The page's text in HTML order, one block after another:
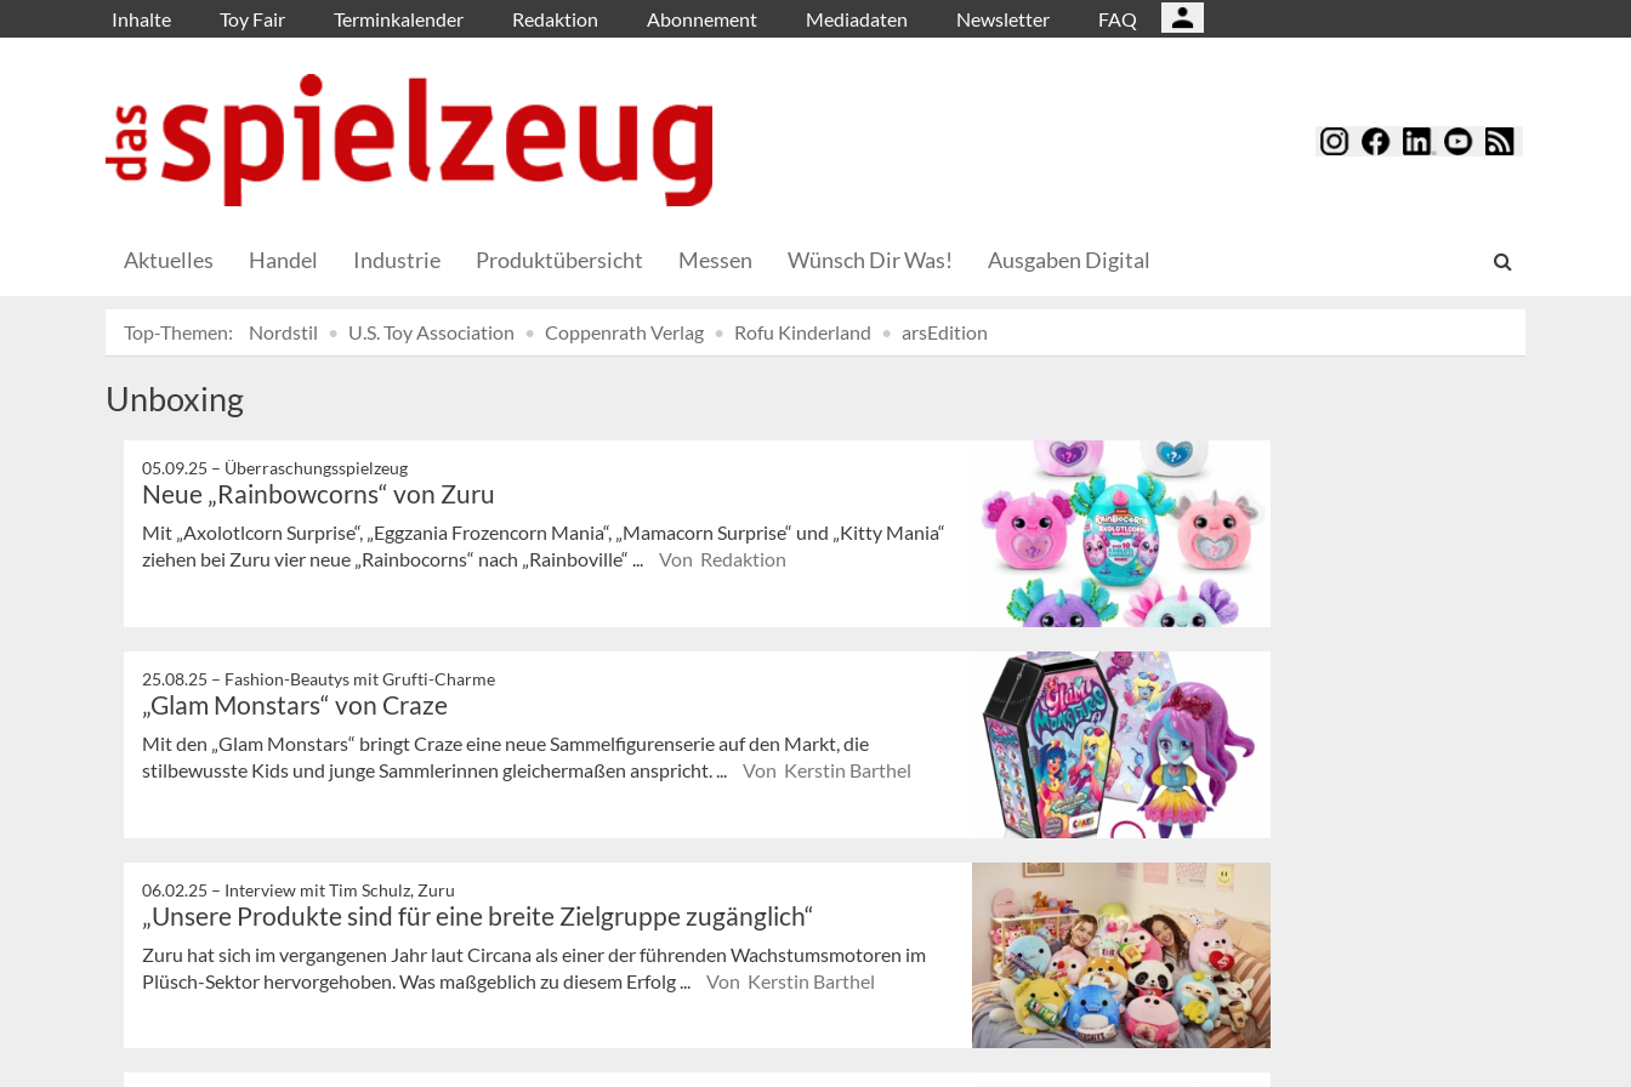
Inhalte Toy Fair Terminkalender Redaktion Abonnement Mediadaten Newsletter FAQ
Aktuelles Handel Industrie Produktübersicht Messen Wünsch Dir Was! Ausgaben Digital
Top-Themen: Nordstil U.S. Toy Association Coppenrath Verlag Rofu Kinderland arsEdition
Unboxing
05.09.25 – Überraschungsspielzeug
Neue „Rainbowcorns“ von Zuru
Mit „Axolotlcorn Surprise“, „Eggzania Frozencorn Mania“, „Mamacorn Surprise“ und „Kitty Mania“
ziehen bei Zuru vier neue „Rainbocorns“ nach „Rainboville“ ...
Von Redaktion
25.08.25 – Fashion-Beautys mit Grufti-Charme
„Glam Monstars“ von Craze
Mit den „Glam Monstars“ bringt Craze eine neue Sammelfigurenserie auf den Markt, die
stilbewusste Kids und junge Sammlerinnen gleichermaßen anspricht. ...
Von Kerstin Barthel
06.02.25 – Interview mit Tim Schulz, Zuru
„Unsere Produkte sind für eine breite Zielgruppe zugänglich“
Zuru hat sich im vergangenen Jahr laut Circana als einer der führenden Wachstumsmotoren im
Plüsch-Sektor hervorgehoben. Was maßgeblich zu diesem Erfolg ...
Von Kerstin Barthel